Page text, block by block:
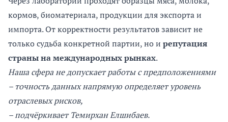
кормов, биоматериала, продукции для экспорта и
импорта. От корректности результатов зависит не
только судьба конкретной партии, но и репутация
страны на международных рынках.
Наша сфера не допускает работы с предположениями
– точность данных напрямую определяет уровень
отраслевых рисков,
– подчёркивает Темирхан Елшибаев.